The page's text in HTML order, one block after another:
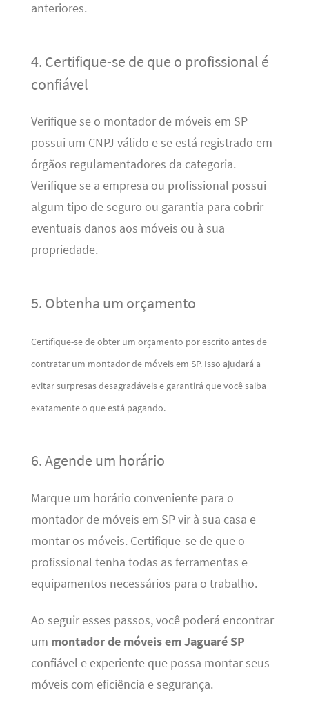
anteriores.
4. Certifique-se de que o profissional é
confiável
Verifique se o montador de móveis em SP
possui um CNPJ válido e se está registrado em
órgãos regulamentadores da categoria.
Verifique se a empresa ou profissional possui
algum tipo de seguro ou garantia para cobrir
eventuais danos aos móveis ou à sua
propriedade.
5. Obtenha um orçamento
Certifique-se de obter um orçamento por escrito antes de
contratar um montador de móveis em SP. Isso ajudará a
evitar surpresas desagradáveis ​​e garantirá que você saiba
exatamente o que está pagando.
6. Agende um horário
Marque um horário conveniente para o
montador de móveis em SP vir à sua casa e
montar os móveis. Certifique-se de que o
profissional tenha todas as ferramentas e
equipamentos necessários para o trabalho.
Ao seguir esses passos, você poderá encontrar
um montador de móveis em Jaguaré SP
confiável e experiente que possa montar seus
móveis com eficiência e segurança.